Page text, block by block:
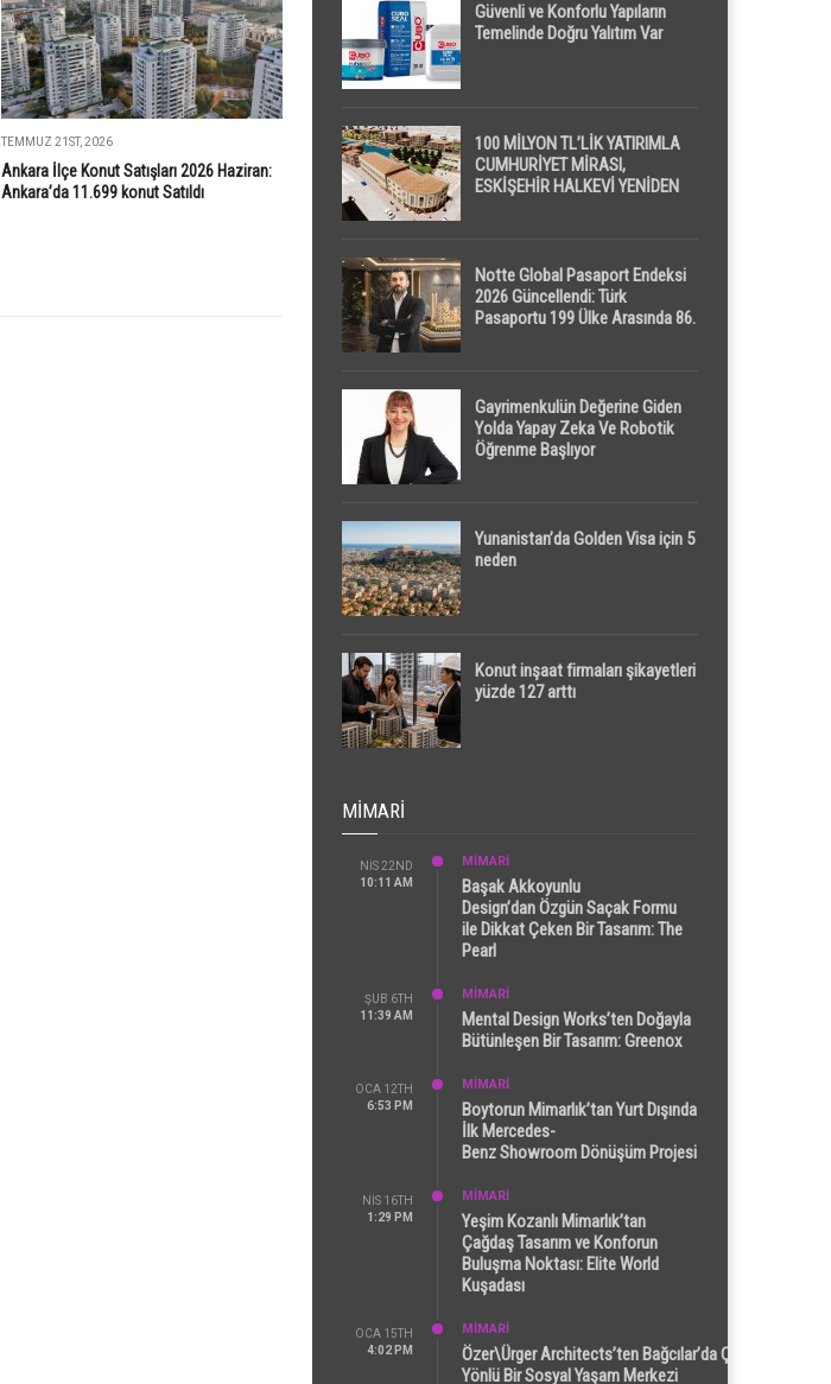
TEMMUZ 21ST, 2026
Ankara İlçe Konut Satışları 2026 Haziran:
Ankara’da 11.699 konut Satıldı
Güvenli ve Konforlu Yapıların
Temelinde Doğru Yalıtım Var
100 MİLYON TL’LİK YATIRIMLA
CUMHURİYET MİRASI,
ESKİŞEHİR HALKEVİ YENİDEN
Notte Global Pasaport Endeksi
2026 Güncellendi: Türk
Pasaportu 199 Ülke Arasında 86.
Gayrimenkulün Değerine Giden
Yolda Yapay Zeka Ve Robotik
Öğrenme Başlıyor
Yunanistan’da Golden Visa için 5
neden
Konut inşaat firmaları şikayetleri
yüzde 127 arttı
MIMARI
NIS 22ND
10:11 AM
MİMARİ
Başak Akkoyunlu
Design’dan Özgün Saçak Formu
ile Dikkat Çeken Bir Tasarım: The
Pearl
ŞUB 6TH
11:39 AM
MİMARİ
Mental Design Works’ten Doğayla
Bütünleşen Bir Tasarım: Greenox
OCA 12TH
6:53 PM
MİMARİ
Boytorun Mimarlık’tan Yurt Dışında
İlk Mercedes-
Benz Showroom Dönüşüm Projesi
NIS 16TH
1:29 PM
MİMARİ
Yeşim Kozanlı Mimarlık’tan
Çağdaş Tasarım ve Konforun
Buluşma Noktası: Elite World
Kuşadası
OCA 15TH
4:02 PM
MİMARİ
Özer\Ürger Architects’ten Bağcılar’da Çok
Yönlü Bir Sosyal Yaşam Merkezi